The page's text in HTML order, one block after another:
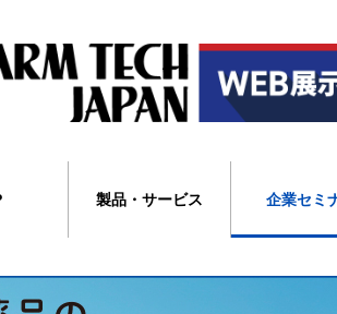
製品・サービス 企業セミ